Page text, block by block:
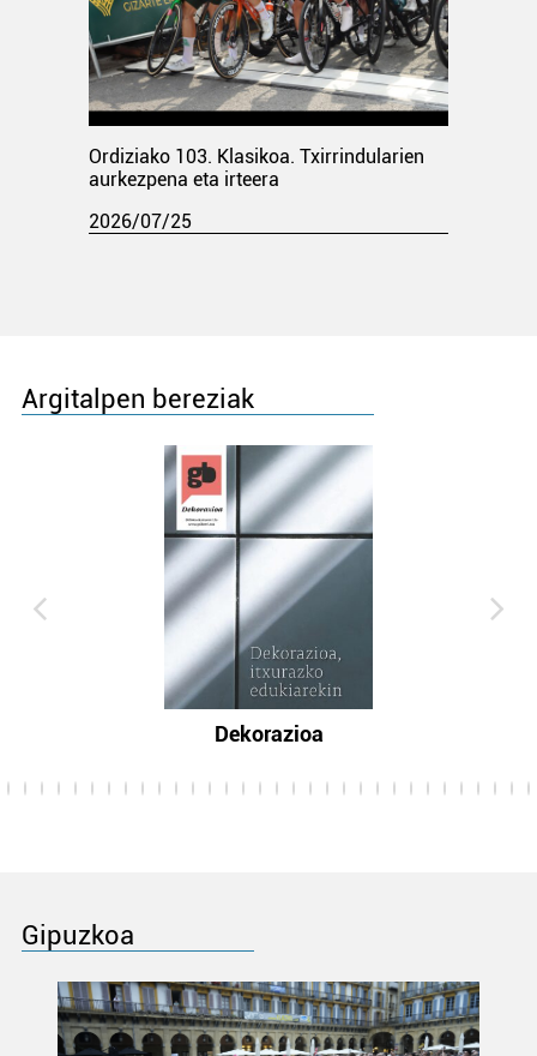
Ordiziako 103. Klasikoa. Txirrindularien
aurkezpena eta irteera
2026/07/25
Argitalpen bereziak
Dekorazioa
Gipuzkoa